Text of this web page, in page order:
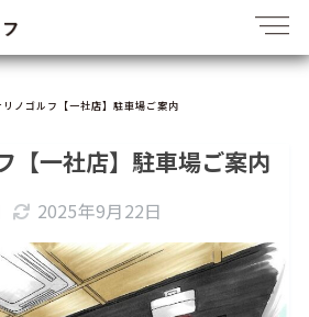
リノゴルフ【一社店】駐車場ご案内
【一社店】駐車場ご案内
2025年9月22日